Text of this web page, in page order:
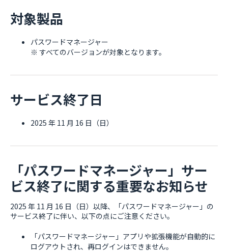
対象製品
パスワードマネージャー
※ すべてのバージョンが対象となります。
サービス終了日
2025 年 11 月 16 日（日）
「パスワードマネージャー」サー
ビス終了に関する重要なお知らせ
2025 年 11 月 16 日（日）以降、「パスワードマネージャー」の
サービス終了に伴い、以下の点にご注意ください。
「パスワードマネージャー」アプリや拡張機能が自動的に
ログアウトされ、再ログインはできません。